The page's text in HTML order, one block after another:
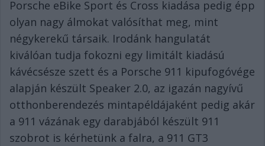
Porsche eBike Sport és Cross kiadása pedig épp
olyan nagy álmokat valósíthat meg, mint
négykerekű társaik. Irodánk hangulatát
kiválóan tudja fokozni egy limitált kiadású
kávécsésze szett és a Porsche 911 kipufogóvége
alapján készült Speaker 2.0, az igazán nagyívű
otthonberendezés mintapéldájaként pedig akár
a 911 vázának egy darabjából készült 911
szobrot is kérhetünk a falra, a 911 GT3